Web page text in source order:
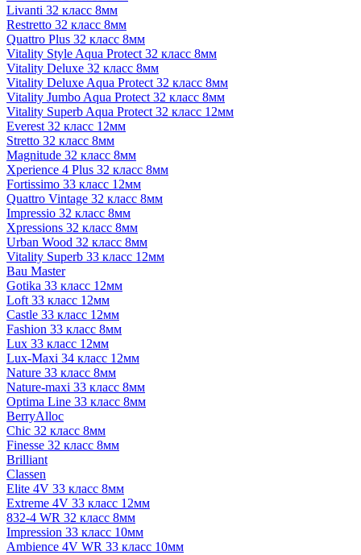
Livanti 32 класс 8мм
Restretto 32 класс 8мм
Quattro Plus 32 класс 8мм
Vitality Style Aqua Protect 32 класс 8мм
Vitality Deluxe 32 класс 8мм
Vitality Deluxe Aqua Protect 32 класс 8мм
Vitality Jumbo Aqua Protect 32 класс 8мм
Vitality Superb Aqua Protect 32 класс 12мм
Everest 32 класс 12мм
Stretto 32 класс 8мм
Magnitude 32 класс 8мм
Xperience 4 Plus 32 класс 8мм
Fortissimo 33 класс 12мм
Quattro Vintage 32 класс 8мм
Impressio 32 класс 8мм
Xpressions 32 класс 8мм
Urban Wood 32 класс 8мм
Vitality Superb 33 класс 12мм
Bau Master
Gotika 33 класс 12мм
Loft 33 класс 12мм
Castle 33 класс 12мм
Fashion 33 класс 8мм
Lux 33 класс 12мм
Lux-Maxi 34 класс 12мм
Nature 33 класс 8мм
Nature-maxi 33 класс 8мм
Optima Line 33 класс 8мм
BerryAlloc
Chic 32 класс 8мм
Finesse 32 класс 8мм
Brilliant
Classen
Elite 4V 33 класс 8мм
Extreme 4V 33 класс 12мм
832-4 WR 32 класс 8мм
Impression 33 класс 10мм
Ambience 4V WR 33 класс 10мм